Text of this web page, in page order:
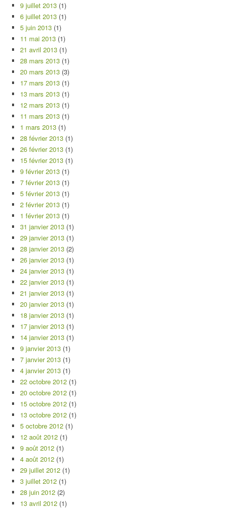
9 juillet 2013 (1)
6 juillet 2013 (1)
5 juin 2013 (1)
11 mai 2013 (1)
21 avril 2013 (1)
28 mars 2013 (1)
20 mars 2013 (3)
17 mars 2013 (1)
13 mars 2013 (1)
12 mars 2013 (1)
11 mars 2013 (1)
1 mars 2013 (1)
28 février 2013 (1)
26 février 2013 (1)
15 février 2013 (1)
9 février 2013 (1)
7 février 2013 (1)
5 février 2013 (1)
2 février 2013 (1)
1 février 2013 (1)
31 janvier 2013 (1)
29 janvier 2013 (1)
28 janvier 2013 (2)
26 janvier 2013 (1)
24 janvier 2013 (1)
22 janvier 2013 (1)
21 janvier 2013 (1)
20 janvier 2013 (1)
18 janvier 2013 (1)
17 janvier 2013 (1)
14 janvier 2013 (1)
9 janvier 2013 (1)
7 janvier 2013 (1)
4 janvier 2013 (1)
22 octobre 2012 (1)
20 octobre 2012 (1)
15 octobre 2012 (1)
13 octobre 2012 (1)
5 octobre 2012 (1)
12 août 2012 (1)
9 août 2012 (1)
4 août 2012 (1)
29 juillet 2012 (1)
3 juillet 2012 (1)
28 juin 2012 (2)
13 avril 2012 (1)